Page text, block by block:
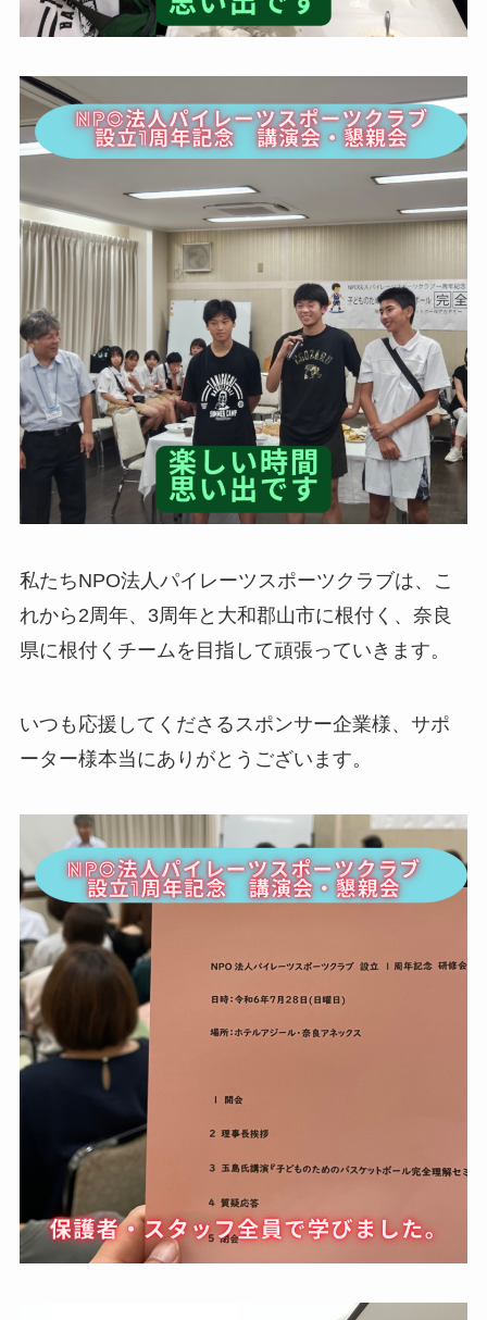
私たちNPO法人パイレーツスポーツクラブは、こ
れから2周年、3周年と大和郡山市に根付く、奈良
県に根付くチームを目指して頑張っていきます。
いつも応援してくださるスポンサー企業様、サポ
ーター様本当にありがとうございます。